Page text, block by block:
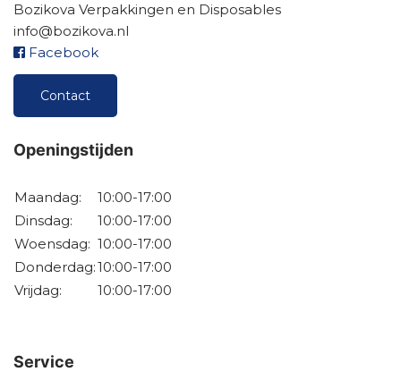
Bozikova Verpakkingen en Disposables
info@bozikova.nl
Facebook
Contact
Openingstijden
Maandag:
10:00-17:00
Dinsdag:
10:00-17:00
Woensdag: 10:00-17:00
Donderdag:10:00-17:00
Vrijdag:
10:00-17:00
Service